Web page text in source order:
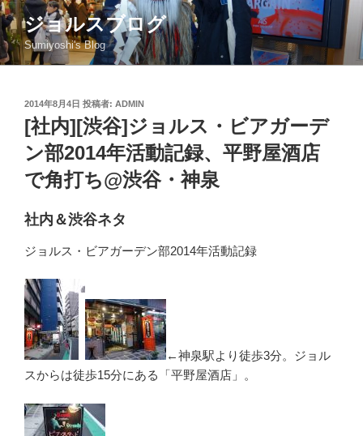
コ
ン
テ
ン
ジョルスブログ
Sumiyoshi's Blog
投
稿
日:
2014年8月4日 投稿者: ADMIN
[社内][渋谷]ジョルス・ビアガーデ
ン部2014年活動記録、平野屋酒店
で角打ち@渋谷・神泉
社内＆渋谷ネタ
ジョルス・ビアガーデン部2014年活動記録
←神泉駅より徒歩3分。ジョル
スからは徒歩15分にある「平野屋酒店」。